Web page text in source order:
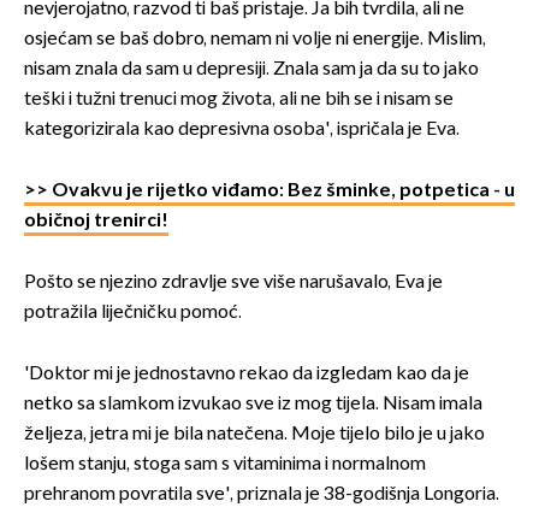
nevjerojatno, razvod ti baš pristaje. Ja bih tvrdila, ali ne
osjećam se baš dobro, nemam ni volje ni energije. Mislim,
nisam znala da sam u depresiji. Znala sam ja da su to jako
teški i tužni trenuci mog života, ali ne bih se i nisam se
kategorizirala kao depresivna osoba', ispričala je Eva.
>> Ovakvu je rijetko viđamo: Bez šminke, potpetica - u
običnoj trenirci!
Pošto se njezino zdravlje sve više narušavalo, Eva je
potražila liječničku pomoć.
'Doktor mi je jednostavno rekao da izgledam kao da je
netko sa slamkom izvukao sve iz mog tijela. Nisam imala
željeza, jetra mi je bila natečena. Moje tijelo bilo je u jako
lošem stanju, stoga sam s vitaminima i normalnom
prehranom povratila sve', priznala je 38-godišnja Longoria.